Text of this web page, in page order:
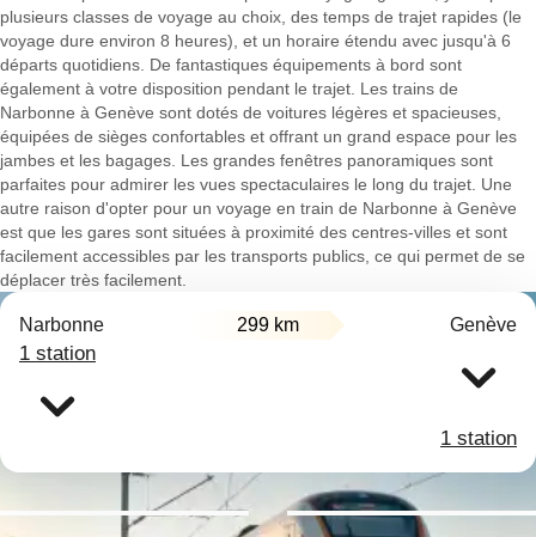
plusieurs classes de voyage au choix, des temps de trajet rapides (le
voyage dure environ 8 heures), et un horaire étendu avec jusqu'à 6
départs quotidiens. De fantastiques équipements à bord sont
également à votre disposition pendant le trajet. Les trains de
Narbonne à Genève sont dotés de voitures légères et spacieuses,
équipées de sièges confortables et offrant un grand espace pour les
jambes et les bagages. Les grandes fenêtres panoramiques sont
parfaites pour admirer les vues spectaculaires le long du trajet. Une
autre raison d'opter pour un voyage en train de Narbonne à Genève
est que les gares sont situées à proximité des centres-villes et sont
facilement accessibles par les transports publics, ce qui permet de se
déplacer très facilement.
Narbonne 299 km Genève
1 station
1 station